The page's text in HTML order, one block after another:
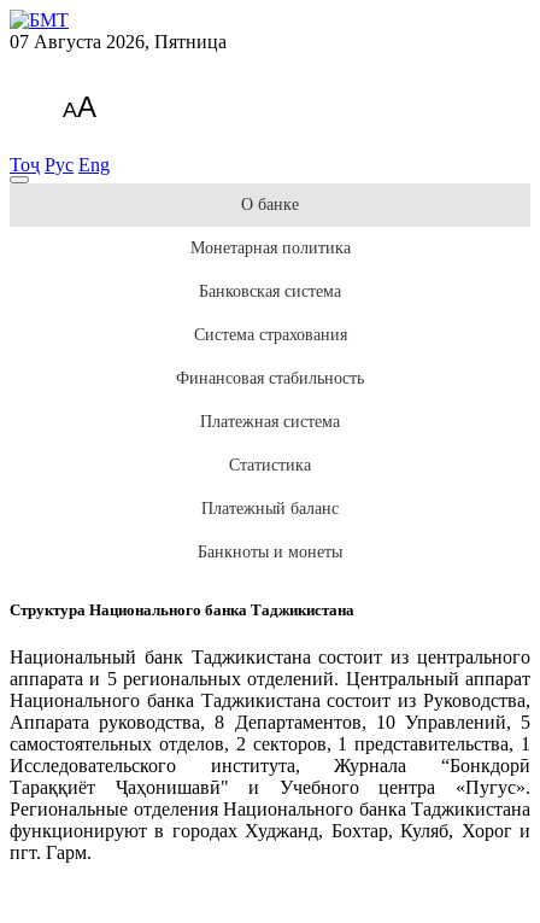
07 Августа 2026, Пятница
AA
Тоҷ Рус Eng
О банке
Монетарная политика
Банковская система
Система страхования
Финансовая стабильность
Платежная система
Статистика
Платежный баланс
Банкноты и монеты
Структура Национального банка Таджикистана
Национальный банк Таджикистана состоит из центрального
аппарата и 5 региональных отделений. Центральный аппарат
Национального банка Таджикистана состоит из Руководства,
Аппарата руководства, 8 Департаментов, 10 Управлений, 5
самостоятельных отделов, 2 секторов, 1 представительства, 1
Исследовательского института, Журнала “Бонкдорӣ
Тараққиёт Ҷаҳонишавӣ" и Учебного центра «Пугус».
Региональные отделения Национального банка Таджикистана
функционируют в городах Худжанд, Бохтар, Куляб, Хорог и
пгт. Гарм.